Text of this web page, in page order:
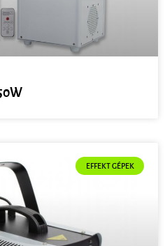
EFFEKT GÉPEK